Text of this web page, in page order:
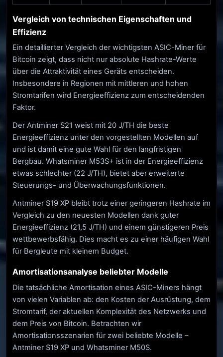
Vergleich von technischen Eigenschaften und
Effizienz
Ein detaillierter Vergleich der wichtigsten ASIC-Miner für
Bitcoin zeigt, dass nicht nur absolute Hashrate-Werte
über die Attraktivität eines Geräts entscheiden.
Insbesondere in Regionen mit mittleren und hohen
Stromtarifen wird Energieeffizienz zum entscheidenden
Faktor.
Der Antminer S21 weist mit 20 J/TH die beste
Energieeffizienz unter den vorgestellten Modellen auf
und ist damit eine gute Wahl für den langfristigen
Bergbau. Whatsminer M53S+ ist in der Energieeffizienz
etwas schlechter (22 J/TH), bietet aber erweiterte
Steuerungs- und Überwachungsfunktionen.
Antminer S19 XP bleibt trotz einer geringeren Hashrate im
Vergleich zu den neuesten Modellen dank guter
Energieeffizienz (21,5 J/TH) und einem günstigeren Preis
wettbewerbsfähig. Dies macht es zu einer häufigen Wahl
für Bergleute mit kleinem Budget.
Amortisationsanalyse beliebter Modelle
Die tatsächliche Amortisation eines ASIC-Miners hängt
von vielen Variablen ab: den Kosten der Ausrüstung, dem
Stromtarif, der aktuellen Komplexität des Netzwerks und
dem Preis von Bitcoin. Betrachten wir
Amortisationsszenarien für zwei beliebte Modelle –
Antminer S19 XP und Whatsminer M50S.